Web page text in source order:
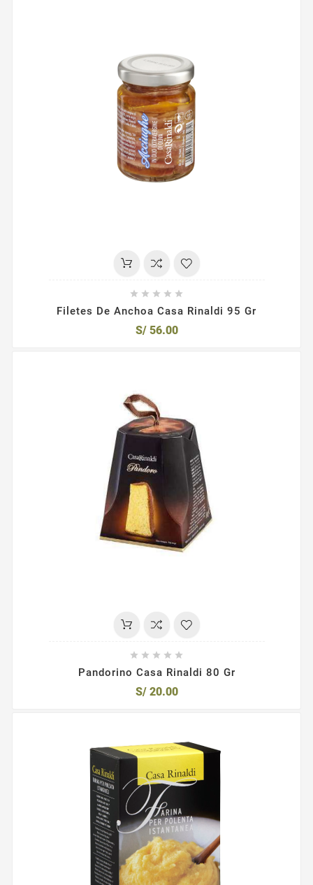
    
Filetes De Anchoa Casa Rinaldi 95 Gr
S/ 56.00
    
Pandorino Casa Rinaldi 80 Gr
S/ 20.00